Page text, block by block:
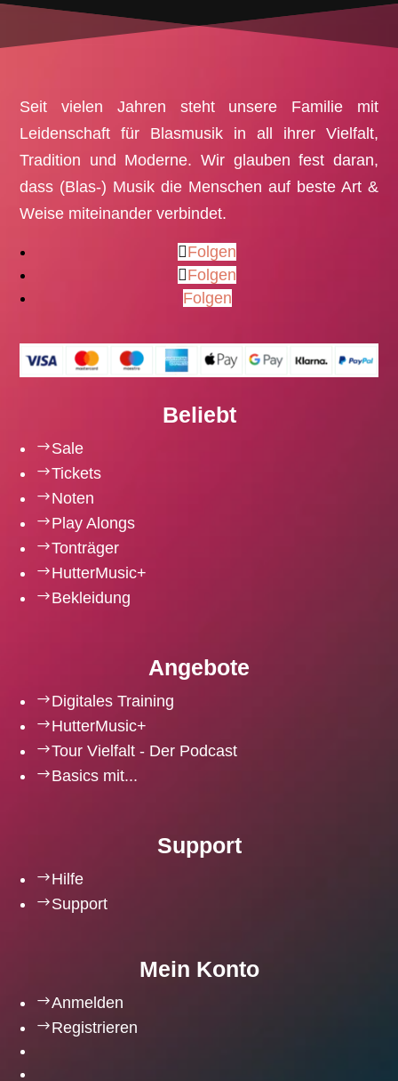
Seit vielen Jahren steht unsere Familie mit
Leidenschaft für Blasmusik in all ihrer Vielfalt,
Tradition und Moderne. Wir glauben fest daran,
dass (Blas-) Musik die Menschen auf beste Art &
Weise miteinander verbindet.
Folgen
Folgen
Folgen
Beliebt
$Sale
$Tickets
$Noten
$Play Alongs
$Tonträger
$HutterMusic+
$Bekleidung
Angebote
$Digitales Training
$HutterMusic+
$Tour Vielfalt - Der Podcast
$Basics mit...
Support
$Hilfe
$Support
Mein Konto
$Anmelden
$Registrieren